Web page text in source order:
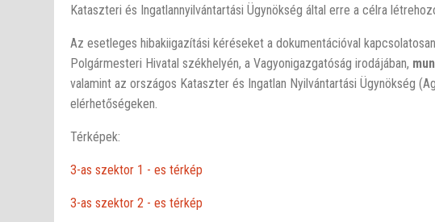
Kataszteri és Ingatlannyilvántartási Ügynökség által erre a célra
Az esetleges hibakiigazítási kéréseket a dokumentációval
Polgármesteri Hivatal székhelyén, a Vagyonigazgatóság irodájában,
valamint az országos Kataszter és Ingatlan Nyilvántartási Ügynökség
elérhetőségeken.
Térképek:
3-as szektor 1 - es térkép
3-as szektor 2 - es térkép